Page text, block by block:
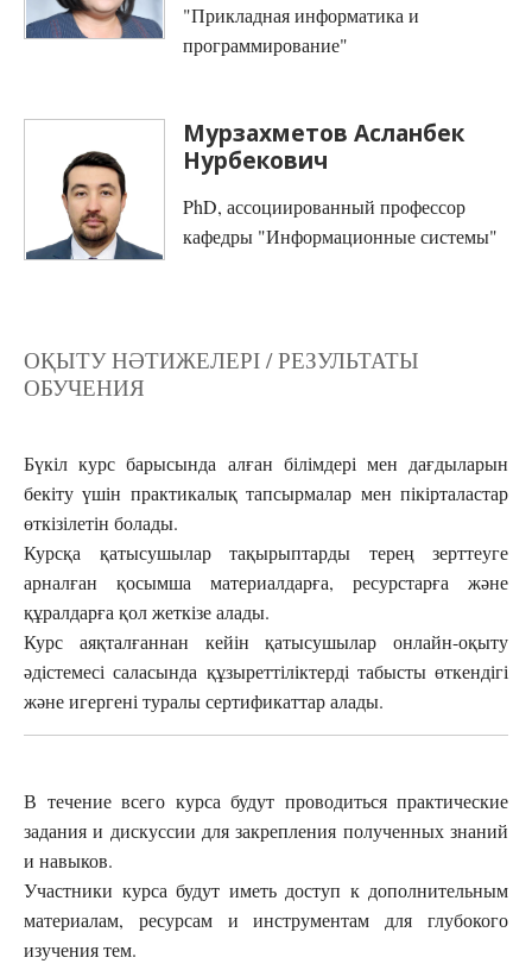
"Прикладная информатика и
программирование"
Мурзахметов Асланбек
Нурбекович
PhD, ассоциированный профессор
кафедры "Информационные системы"
ОҚЫТУ НӘТИЖЕЛЕРІ / РЕЗУЛЬТАТЫ
ОБУЧЕНИЯ
Бүкіл курс барысында алған білімдері мен дағдыларын
бекіту үшін практикалық тапсырмалар мен пікірталастар
өткізілетін болады.
Курсқа қатысушылар тақырыптарды терең зерттеуге
арналған қосымша материалдарға, ресурстарға және
құралдарға қол жеткізе алады.
Курс аяқталғаннан кейін қатысушылар онлайн-оқыту
әдістемесі саласында құзыреттіліктерді табысты өткендігі
және игергені туралы сертификаттар алады.
В течение всего курса будут проводиться практические
задания и дискуссии для закрепления полученных знаний
и навыков.
Участники курса будут иметь доступ к дополнительным
материалам, ресурсам и инструментам для глубокого
изучения тем.